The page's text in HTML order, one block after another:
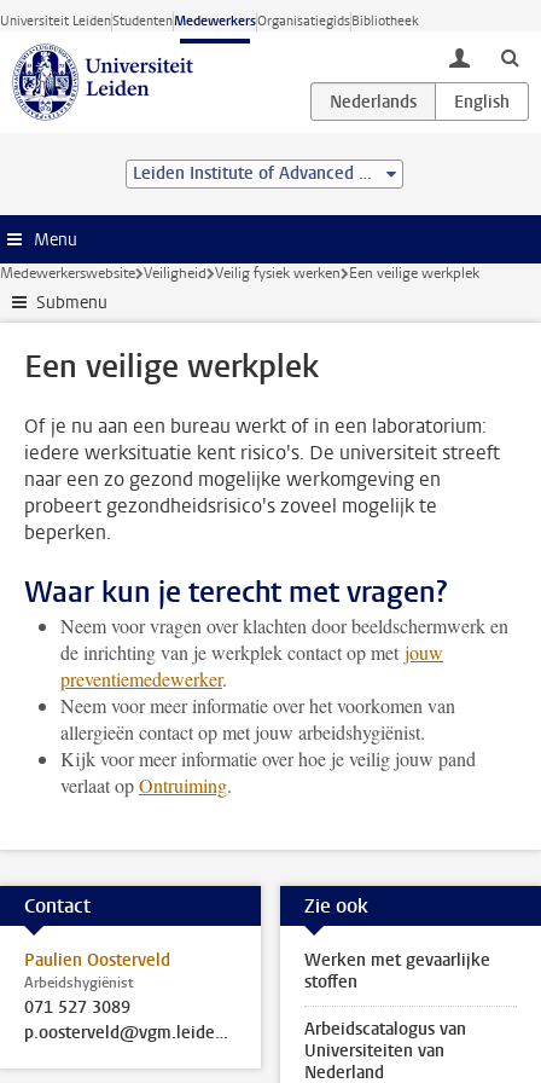
Ga direct naar de inhoud
Universiteit LeidenStudentenMedewerkersOrganisatiegidsBibliotheek
toggle
Leiden Institute of Advanced Computer Science (LIACS)
Menu
Medewerkerswebsite Veiligheid Veilig fysiek werken Een veilige werkplek
Submenu
Een veilige werkplek
Of je nu aan een bureau werkt of in een laboratorium:
iedere werksituatie kent risico's. De universiteit streeft
naar een zo gezond mogelijke werkomgeving en
probeert gezondheidsrisico's zoveel mogelijk te
beperken.
Waar kun je terecht met vragen?
Neem voor vragen over klachten door beeldschermwerk en
de inrichting van je werkplek contact op met jouw
preventiemedewerker.
Neem voor meer informatie over het voorkomen van
allergieën contact op met jouw arbeidshygiënist.
Kijk voor meer informatie over hoe je veilig jouw pand
verlaat opOntruiming.
Contact
Paulien Oosterveld
Arbeidshygiënist
071 527 3089
p.oosterveld@vgm.leidenuniv.nl
Zie ook
Werken met gevaarlijke
stoffen
Arbeidscatalogus van
Universiteiten van
Nederland